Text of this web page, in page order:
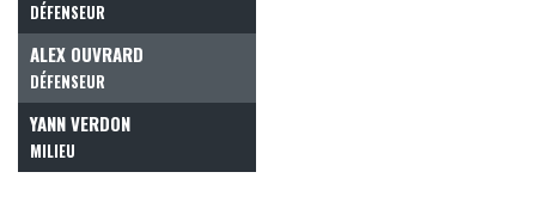
DÉFENSEUR
ALEX OUVRARD
DÉFENSEUR
YANN VERDON
MILIEU